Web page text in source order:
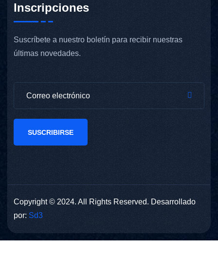
Inscripciones
Suscríbete a nuestro boletín para recibir nuestras
últimas novedades.
SUSCRIBIRSE
Copyright © 2024. All Rights Reserved. Desarrollado
por: Sd3